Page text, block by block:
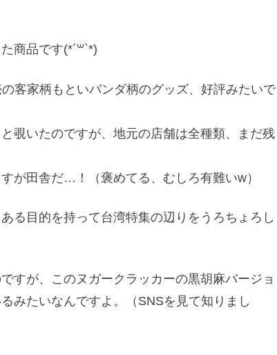
商品です(*´꒳`*)
客家柄もといパンダ柄のグッズ、好評みたいで
覗いたのですが、地元の店舗は全種類、まだ残
が田舎だ…！（褒めてる、むしろ有難いw）
る目的を持って台湾特集の辺りをうろちょろし
すが、このヌガークラッカーの黒胡麻バージョ
みたいなんですよ。（SNSを見て知りまし